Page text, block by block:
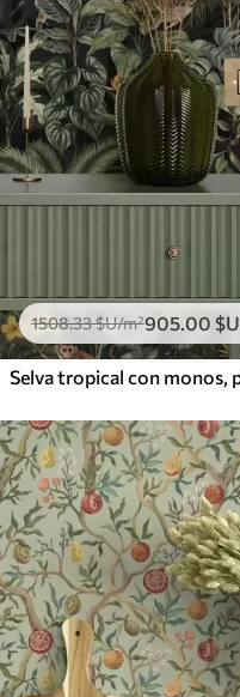
1508.33$U/m²905.00 $U